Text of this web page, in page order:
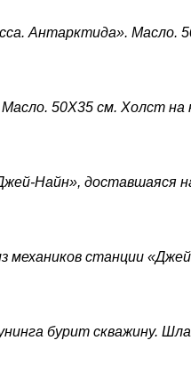
Антарктида». Масло.
Масло. 50X35 см. Холст на
Найн», доставшаяся
механиков станции
бурит скважину.